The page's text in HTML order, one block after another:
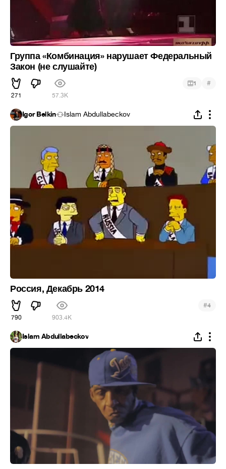
Группа «Комбинация» нарушает Федеральный
Закон (не слушайте)
271 57.3K
1 #
Igor Belkin Islam Abdullabeckov
Россия, Декабрь 2014
790 903.4K
#4
Islam Abdullabeckov